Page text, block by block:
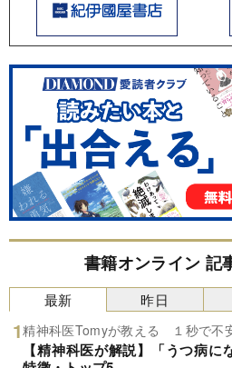
書籍オンライン 記
最新
精神科医Tomyが教える １秒で不
【精神科医が解説】「うつ病
昨日